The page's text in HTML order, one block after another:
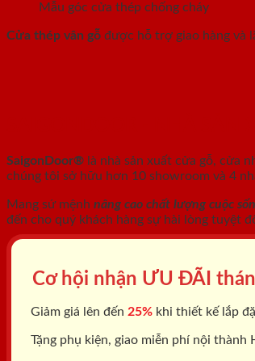
Mẫu góc cửa thép chống cháy
Cửa thép vân gỗ được hỗ trợ giao hàng và
SaigonDoor® là nhà sản xuất cửa gỗ, cửa
chúng tôi sở hữu hơn 10 showroom và 4
Mang sứ mệnh nâng cao chất lượng cuộc
đến cho quý khách hàng sự hài lòng tuyệt
Cơ hội nhận ƯU ĐÃI
Giảm giá lên đến 25% khi thiết kế lắp
Tặng phụ kiện, giao miễn phí nội thành